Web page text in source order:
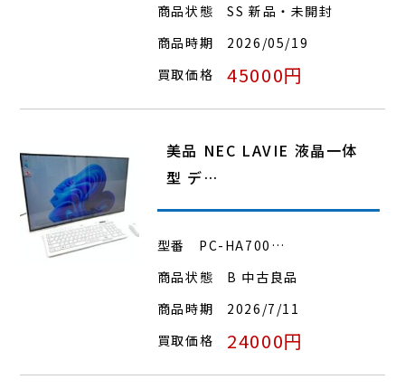
商品状態
SS 新品・未開封
商品時期
2026/05/19
買取価格
45000円
美品 NEC LAVIE 液晶一体
型 デ…
型番
PC-HA700…
商品状態
B 中古良品
商品時期
2026/7/11
買取価格
24000円